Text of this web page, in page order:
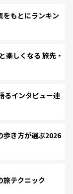
もとにランキン
しくなる 旅先・
るインタビュー連
歩き方が選ぶ2026
旅テクニック